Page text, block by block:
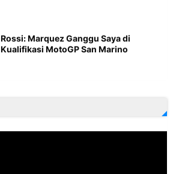
Rossi: Marquez Ganggu Saya di
Kualifikasi MotoGP San Marino